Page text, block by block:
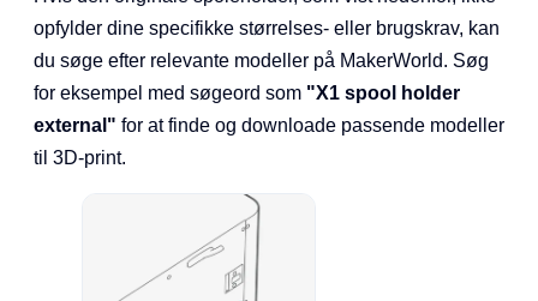
opfylder dine specifikke størrelses- eller brugskrav, kan
du søge efter relevante modeller på MakerWorld. Søg
for eksempel med søgeord som "X1 spool holder
external" for at finde og downloade passende modeller
til 3D-print.